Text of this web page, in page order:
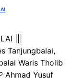
|||
Tanjungbalai,
Waris Tholib
Ahmad Yusuf